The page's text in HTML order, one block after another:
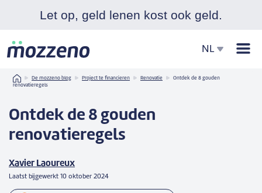
Let op, geld lenen kost ook geld.
NL
Home
De mozzeno blog Project te financieren Renovatie
Ontdek de 8 gouden
renovatieregels
Ontdek de 8 gouden
renovatieregels
Xavier Laoureux
Laatst bijgewerkt 10 oktober 2024